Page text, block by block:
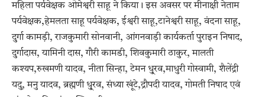
महिला पर्यवेक्षक ओमेश्वरी साहू ने किया। इस अवसर पर मीनाक्षी नेताम
पर्यवेक्षक,हेमलता साहू पर्यवेक्षक, ईश्वरी साहू,टानेश्वरी साहू, वंदना साहू,
दुर्गा कामड़ी, राजकुमारी सोनवानी, आंगनवाड़ी कार्यकर्ता पुराइन निषाद,
दुर्गादास, यामिनी दास, गौरी कामडी, शिवकुमारी ठाकुर, मालती
कश्यप,रुखमणी यादव, नीता सिन्हा, टेमन धु्रव,माधुरी गोस्वामी, शैलेंद्री
यदु, मनु यादव, ब्रह्मणी धु्रव, संध्या खूंटे,द्रौपदी यादव, गोमती निषाद एवं